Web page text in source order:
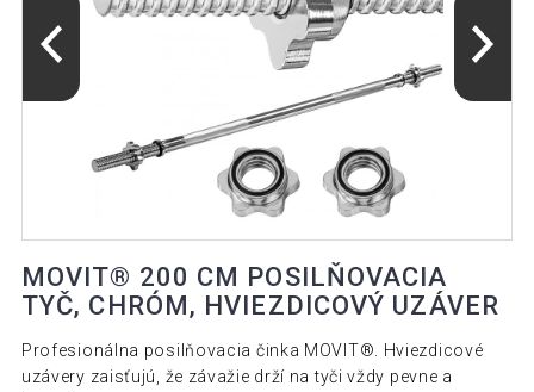
MOVIT® 200 CM POSILŇOVACIA
TYČ, CHRÓM, HVIEZDICOVÝ UZÁVER
Profesionálna posilňovacia činka MOVIT®. Hviezdicové
uzávery zaisťujú, že závažie drží na tyči vždy pevne a